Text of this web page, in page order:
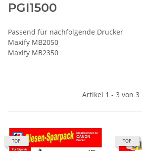
PGI1500
Passend für nachfolgende Drucker
Maxify MB2050
Maxify MB2350
Artikel 1 - 3 von 3
TOP TOP